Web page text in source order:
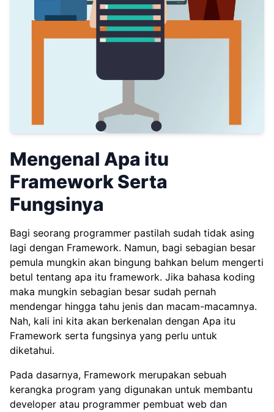
Mengenal Apa itu
Framework Serta
Fungsinya
Bagi seorang programmer pastilah sudah tidak asing
lagi dengan Framework. Namun, bagi sebagian besar
pemula mungkin akan bingung bahkan belum mengerti
betul tentang apa itu framework. Jika bahasa koding
maka mungkin sebagian besar sudah pernah
mendengar hingga tahu jenis dan macam-macamnya.
Nah, kali ini kita akan berkenalan dengan Apa itu
Framework serta fungsinya yang perlu untuk
diketahui.
Pada dasarnya, Framework merupakan sebuah
kerangka program yang digunakan untuk membantu
developer atau programmer pembuat web dan